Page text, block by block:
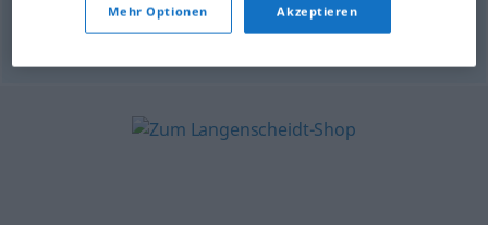
Mehr Optionen Akzeptieren